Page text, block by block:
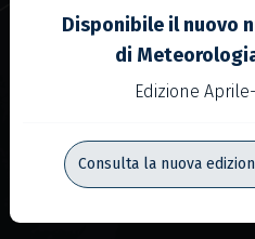
Disponibile il nuovo
di
Edizione
Consulta la nuova